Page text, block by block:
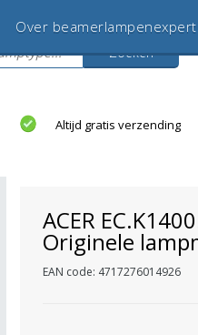
Zoeken
Over beamerlampenexpert
Altijd gratis verzending
ACER
Originele
EAN code: 4717276014926